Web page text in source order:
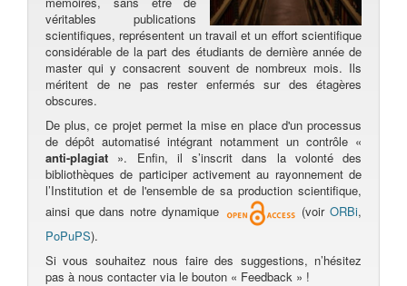
véritables publications
scientifiques, représentent un travail et un effort scientifique
considérable de la part des étudiants de dernière année de
master qui y consacrent souvent de nombreux mois. Ils
méritent de ne pas rester enfermés sur des étagères
obscures.
De plus, ce projet permet la mise en place d'un processus
de dépôt automatisé intégrant notamment un contrôle «
anti-plagiat ». Enfin, il s’inscrit dans la volonté des
bibliothèques de participer activement au rayonnement de
l’Institution et de l'ensemble de sa production scientifique,
ainsi que dans notre dynamique
(voirORBi,
PoPuPS).
Si vous souhaitez nous faire des suggestions, n’hésitez
pas à nous contacter via le bouton « Feedback » !